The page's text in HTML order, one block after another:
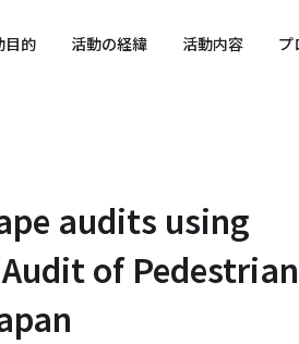
目的 活動の経緯 活動内容 プ
audits using
of Pedestrian